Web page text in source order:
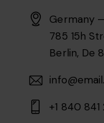
Germany
785 15h
Berlin, De
+1 840 841